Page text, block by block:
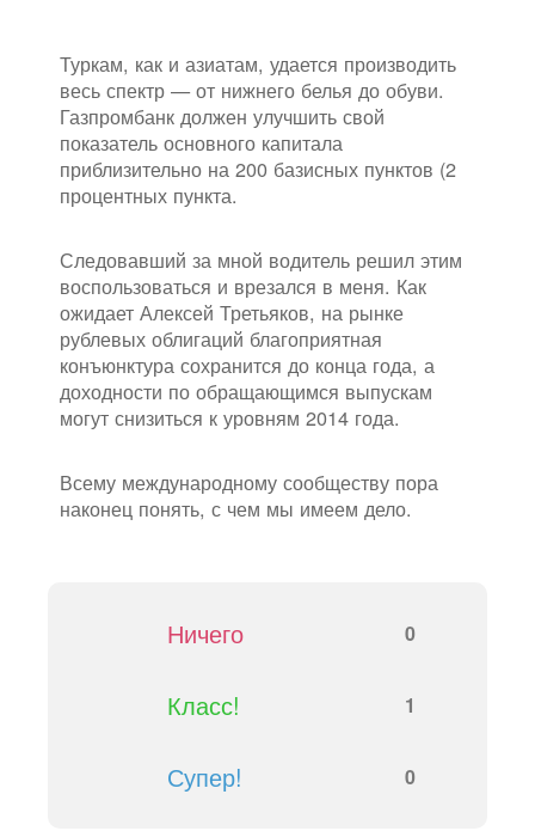
Туркам, как и азиатам, удается производить
весь спектр — от нижнего белья до обуви.
Газпромбанк должен улучшить свой
показатель основного капитала
приблизительно на 200 базисных пунктов (2
процентных пункта.
Следовавший за мной водитель решил этим
воспользоваться и врезался в меня. Как
ожидает Алексей Третьяков, на рынке
рублевых облигаций благоприятная
конъюнктура сохранится до конца года, а
доходности по обращающимся выпускам
могут снизиться к уровням 2014 года.
Всему международному сообществу пора
наконец понять, с чем мы имеем дело.
Ничего 0
Класс! 1
Супер! 0